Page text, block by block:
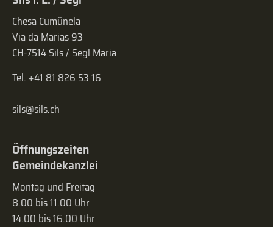
Chesa Cumünela
Via da Marias 93
CH-7514 Sils / Segl Maria
Tel. +41 81 826 53 16
sils@sils.ch
Öffnungszeiten
Gemeindekanzlei
Montag und Freitag
8.00 bis 11.00 Uhr
14.00 bis 16.00 Uhr